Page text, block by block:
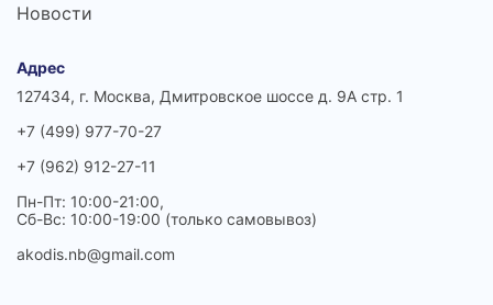
Новости
Адрес
127434, г. Москва, Дмитровское шоссе д. 9А стр. 1
+7 (499) 977-70-27
+7 (962) 912-27-11
Пн-Пт: 10:00-21:00,
Сб-Вс: 10:00-19:00 (только самовывоз)
akodis.nb@gmail.com